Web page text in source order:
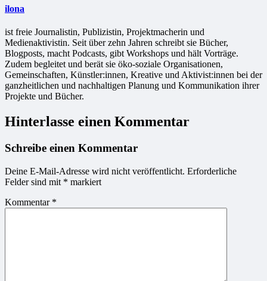
ilona
ist freie Jour­na­lis­tin, Publizistin, Projekt­ma­che­rin und
Medienaktivistin. Seit über zehn Jahren schreibt sie Bücher,
Blogposts, macht Podcasts, gibt Workshops und hält Vorträge.
Zudem begleitet und berät sie öko-soziale Organisationen,
Gemeinschaften, Künstler:innen, Kreative und Aktivist:innen bei der
ganzheitlichen und nachhaltigen Planung und Kommunikation ihrer
Projekte und Bücher.
Hinterlasse einen Kommentar
Schreibe einen Kommentar
Deine E-Mail-Adresse wird nicht veröffentlicht. Erforderliche
Felder sind mit * markiert
Kommentar *